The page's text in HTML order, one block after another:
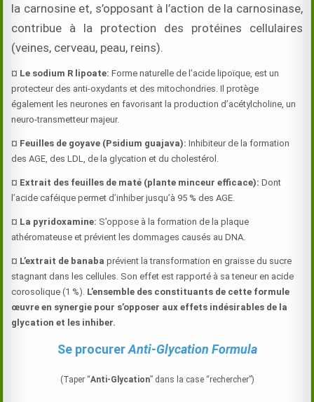
la carnosine et, s’opposant à l’action de la carnosinase,
contribue à la protection des protéines cellulaires
(veines, cerveau, peau, reins).
¤ Le sodium R lipoate:Forme naturelle de l’acide lipoïque, est un
protecteur des anti-oxydants et des mitochondries. Il protège
également les neurones en favorisant la production d’acétylcholine, un
neuro-transmetteur majeur.
¤ Feuilles de goyave (Psidium guajava): Inhibiteur de la formation
des AGE, des LDL, de la glycation et du cholestérol.
¤ Extrait des feuilles de maté (plante minceur efficace):Dont
l’acide caféique permet d’inhiber jusqu’à 95 % des AGE.
¤ La pyridoxamine: S’oppose à la formation de la plaque
athéromateuse et prévient les dommages causés au DNA.
¤ L’extrait de banaba prévient la transformation en graisse du sucre
stagnant dans les cellules. Son effet est rapporté à sa teneur en acide
corosolique (1 %). L’ensemble des constituants de cette formule
œuvre en synergie pour s’opposer aux effets indésirables de la
glycation et les inhiber.
Se procurerAnti-Glycation Formula
(Taper “Anti-Glycation” dans la case “rechercher”)